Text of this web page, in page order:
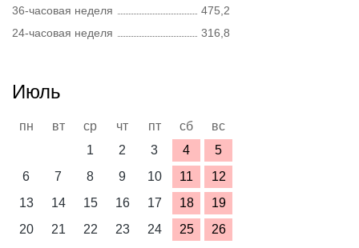
36-часовая неделя
475,2
24-часовая неделя
316,8
Июль
пн вт ср чт пт сб
вс
1
2 3 4
5
6
7 8 9 10 11
12
13
14 15 16 17 18
19
20
21 22 23 24 25
26